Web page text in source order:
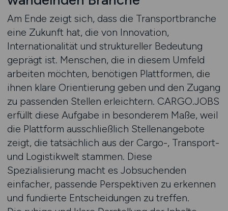
Am Ende zeigt sich, dass die Transportbranche
eine Zukunft hat, die von Innovation,
Internationalität und struktureller Bedeutung
geprägt ist. Menschen, die in diesem Umfeld
arbeiten möchten, benötigen Plattformen, die
ihnen klare Orientierung geben und den Zugang
zu passenden Stellen erleichtern. CARGO.JOBS
erfüllt diese Aufgabe in besonderem Maße, weil
die Plattform ausschließlich Stellenangebote
zeigt, die tatsächlich aus der Cargo-, Transport-
und Logistikwelt stammen. Diese
Spezialisierung macht es Jobsuchenden
einfacher, passende Perspektiven zu erkennen
und fundierte Entscheidungen zu treffen.